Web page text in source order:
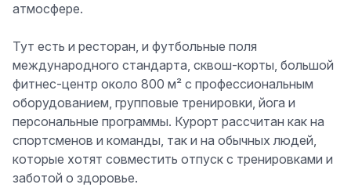
атмосфере.
Тут есть и ресторан, и футбольные поля
международного стандарта, сквош-корты, большой
фитнес-центр около 800 м² с профессиональным
оборудованием, групповые тренировки, йога и
персональные программы. Курорт рассчитан как на
спортсменов и команды, так и на обычных людей,
которые хотят совместить отпуск с тренировками и
заботой о здоровье.